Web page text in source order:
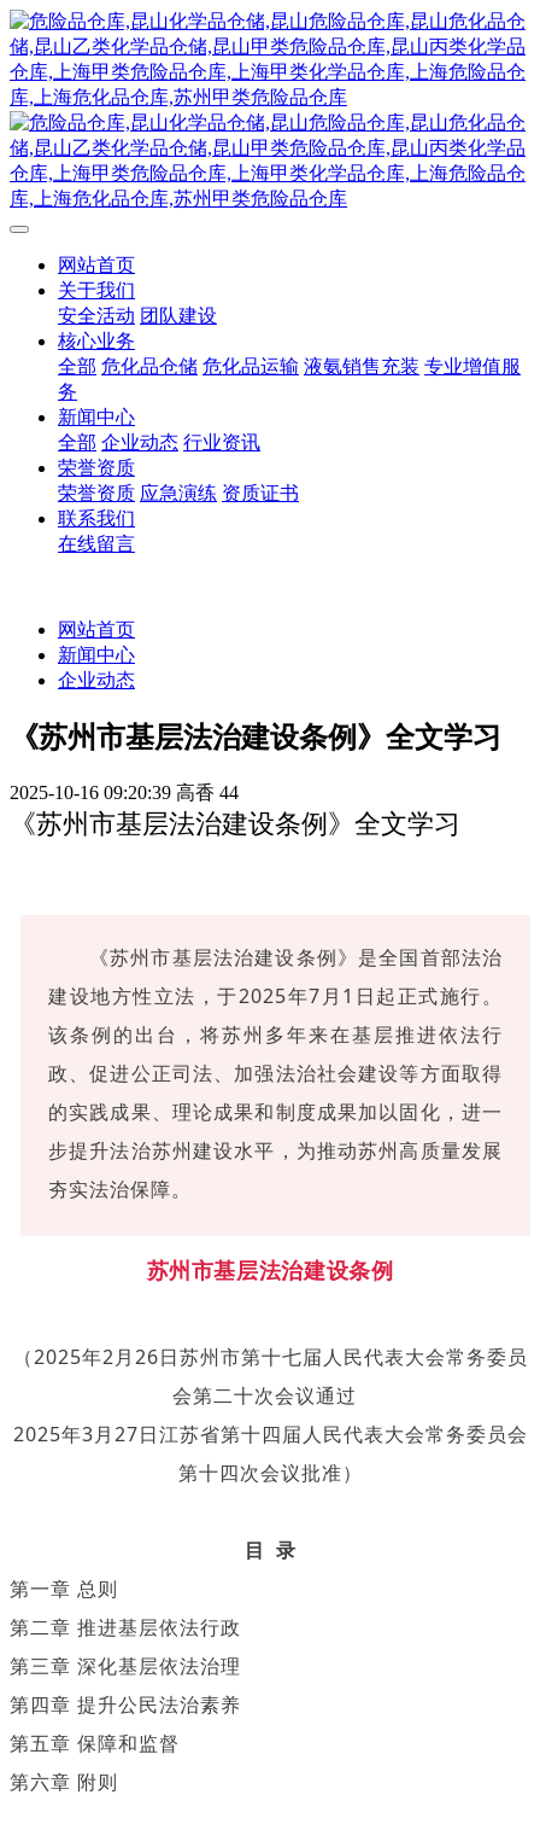
网站首页
关于我们
安全活动 团队建设
核心业务
全部 危化品仓储 危化品运输 液氨销售充装 专业增值服
务
新闻中心
全部 企业动态 行业资讯
荣誉资质
荣誉资质 应急演练 资质证书
联系我们
在线留言
网站首页
新闻中心
企业动态
《苏州市基层法治建设条例》全文学习
2025-10-16 09:20:39 高香 44
《苏州市基层法治建设条例》全文学习
《苏州市基层法治建设条例》是全国首部法治
建设地方性立法，于2025年7月1日起正式施行。
该条例的出台，将苏州多年来在基层推进依法行
政、促进公正司法、加强法治社会建设等方面取得
的实践成果、理论成果和制度成果加以固化，进一
步提升法治苏州建设水平，为推动苏州高质量发展
夯实法治保障。
苏州市基层法治建设条例
（2025年2月26日苏州市第十七届人民代表大会常务委员
会第二十次会议通过
2025年3月27日江苏省第十四届人民代表大会常务委员会
第十四次会议批准）
目 录
第一章 总则
第二章 推进基层依法行政
第三章 深化基层依法治理
第四章 提升公民法治素养
第五章 保障和监督
第六章 附则